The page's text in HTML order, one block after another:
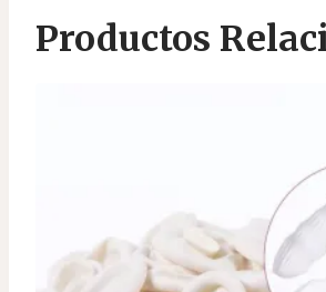
Productos